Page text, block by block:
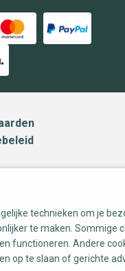
technieken om je
te maken. Sommige
functioneren. Andere
op te slaan of gerichte